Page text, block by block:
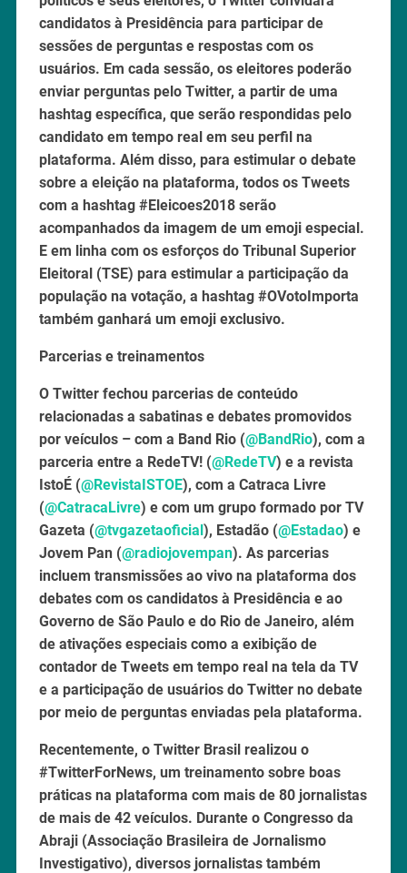
candidatos à Presidência para participar de
sessões de perguntas e respostas com os
usuários. Em cada sessão, os eleitores poderão
enviar perguntas pelo Twitter, a partir de uma
hashtag específica, que serão respondidas pelo
candidato em tempo real em seu perfil na
plataforma. Além disso, para estimular o debate
sobre a eleição na plataforma, todos os Tweets
com a hashtag #Eleicoes2018 serão
acompanhados da imagem de um emoji especial.
E em linha com os esforços do Tribunal Superior
Eleitoral (TSE) para estimular a participação da
população na votação, a hashtag #OVotoImporta
também ganhará um emoji exclusivo.
Parcerias e treinamentos
O Twitter fechou parcerias de conteúdo
relacionadas a sabatinas e debates promovidos
por veículos – com a Band Rio (@BandRio), com a
parceria entre a RedeTV! (@RedeTV) e a revista
IstoÉ (@RevistaISTOE), com a Catraca Livre
(@CatracaLivre) e com um grupo formado por TV
Gazeta (@tvgazetaoficial), Estadão (@Estadao) e
Jovem Pan (@radiojovempan). As parcerias
incluem transmissões ao vivo na plataforma dos
debates com os candidatos à Presidência e ao
Governo de São Paulo e do Rio de Janeiro, além
de ativações especiais como a exibição de
contador de Tweets em tempo real na tela da TV
e a participação de usuários do Twitter no debate
por meio de perguntas enviadas pela plataforma.
Recentemente, o Twitter Brasil realizou o
#TwitterForNews, um treinamento sobre boas
práticas na plataforma com mais de 80 jornalistas
de mais de 42 veículos. Durante o Congresso da
Abraji (Associação Brasileira de Jornalismo
Investigativo), diversos jornalistas também